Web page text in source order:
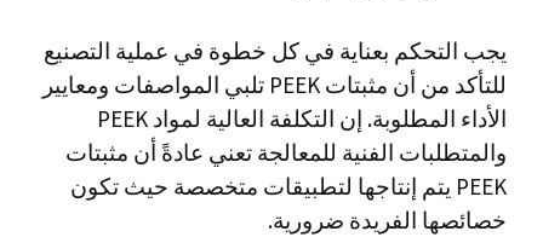
يجب التحكم بعناية في كل خطوة في عملية التصنيع
للتأكد من أن مثبتات PEEK تلبي المواصفات ومعايير
الأداء المطلوبة. إن التكلفة العالية لمواد PEEK
والمتطلبات الفنية للمعالجة تعني عادةً أن مثبتات
PEEK يتم إنتاجها لتطبيقات متخصصة حيث تكون
خصائصها الفريدة ضرورية.